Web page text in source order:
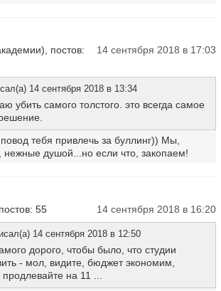
постов:
14 сентября 2018 в 17:03
14 сентября 2018 в 13:34
убить самого толстого. это всегда самое
тебя привлечь за буллинг)) Мы,
нежные душой...но если что, закопаем!
55 14 сентября 2018 в 16:20
14 сентября 2018 в 12:50
дорого, чтобы было, что студии
- мол, видите, бюджет экономим,
на 11 ...